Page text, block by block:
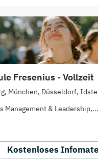
Fresenius - Vollzeit
München, Düsseldorf,
Management & Leadership,...
Kostenloses